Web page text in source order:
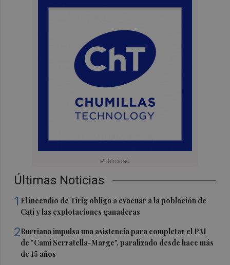
Últimas Noticias
1 El incendio de Tírig obliga a evacuar a la población de
Catí y las explotaciones ganaderas
2Burriana impulsa una asistencia para completar el PAI
de "Camí Serratella-Marge", paralizado desde hace más
de 15 años